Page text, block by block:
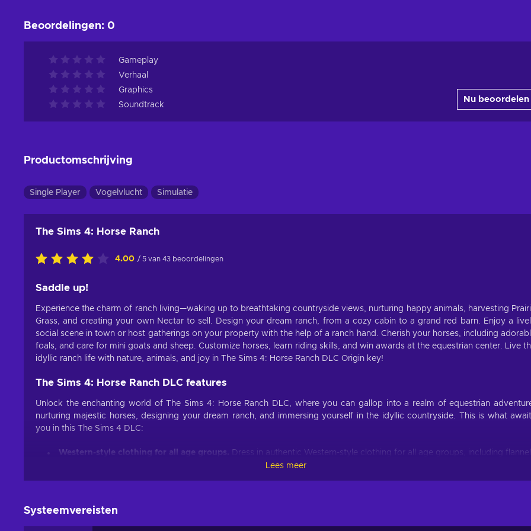
Beoordelingen: 0
Gameplay
Verhaal
Graphics
Soundtrack
Nu beoordelen
Productomschrijving
Single Player Vogelvlucht Simulatie
The Sims 4: Horse Ranch
4.00 / 5 van 43 beoordelingen
Saddle up!
Experience the charm of ranch living—waking up to breathtaking countryside views, nurturing happy animals, harvesting
Grass, and creating your own Nectar to sell. Design your dream ranch, from a cozy cabin to a grand red barn. Enjoy a
social scene in town or host gatherings on your property with the help of a ranch hand. Cherish your horses, including
foals, and care for mini goats and sheep. Customize horses, learn riding skills, and win awards at the equestrian center. Live
idyllic ranch life with nature, animals, and joy in The Sims 4: Horse Ranch DLC Origin key!
The Sims 4: Horse Ranch DLC features
Unlock the enchanting world of The Sims 4: Horse Ranch DLC, where you can gallop into a realm of equestrian
nurturing majestic horses, designing your dream ranch, and immersing yourself in the idyllic countryside. This is what
you in this The Sims 4 DLC:
Western-style clothing for all age groups.
Dress in authentic Western-style clothing for all age groups, including flannel
shirts, jeans with chaps, and button-up Western shirts, and complete the look with classic Cowboy boots and hats;
Rustic building items.Embellish your ranch with rustic building items that exude charm, like weathered wood swatches
Furniture that complements the Western theme.
Lees meer
Systeemvereisten